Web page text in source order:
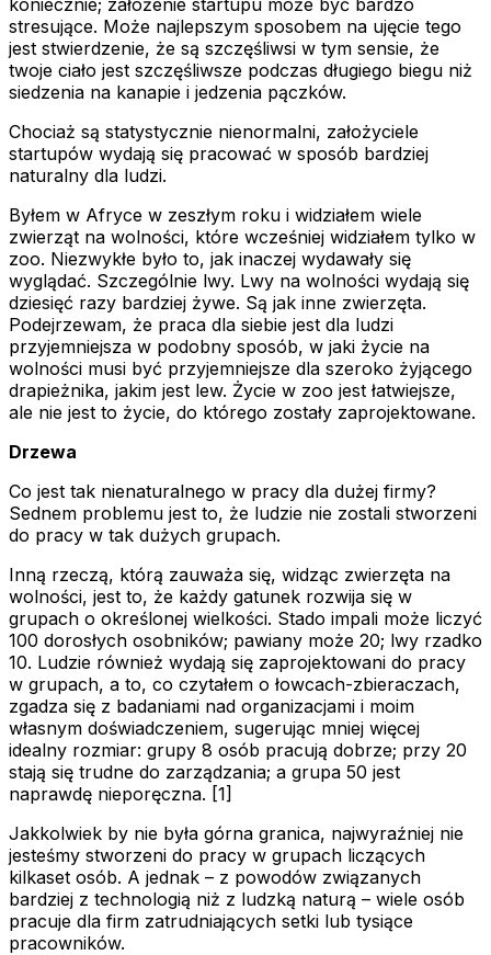
stresujące. Może najlepszym sposobem na ujęcie tego
jest stwierdzenie, że są szczęśliwsi w tym sensie, że
twoje ciało jest szczęśliwsze podczas długiego biegu niż
siedzenia na kanapie i jedzenia pączków.
Chociaż są statystycznie nienormalni, założyciele
startupów wydają się pracować w sposób bardziej
naturalny dla ludzi.
Byłem w Afryce w zeszłym roku i widziałem wiele
zwierząt na wolności, które wcześniej widziałem tylko w
zoo. Niezwykłe było to, jak inaczej wydawały się
wyglądać. Szczególnie lwy. Lwy na wolności wydają się
dziesięć razy bardziej żywe. Są jak inne zwierzęta.
Podejrzewam, że praca dla siebie jest dla ludzi
przyjemniejsza w podobny sposób, w jaki życie na
wolności musi być przyjemniejsze dla szeroko żyjącego
drapieżnika, jakim jest lew. Życie w zoo jest łatwiejsze,
ale nie jest to życie, do którego zostały zaprojektowane.
Drzewa
Co jest tak nienaturalnego w pracy dla dużej firmy?
Sednem problemu jest to, że ludzie nie zostali stworzeni
do pracy w tak dużych grupach.
Inną rzeczą, którą zauważa się, widząc zwierzęta na
wolności, jest to, że każdy gatunek rozwija się w
grupach o określonej wielkości. Stado impali może liczyć
100 dorosłych osobników; pawiany może 20; lwy rzadko
10. Ludzie również wydają się zaprojektowani do pracy
w grupach, a to, co czytałem o łowcach-zbieraczach,
zgadza się z badaniami nad organizacjami i moim
własnym doświadczeniem, sugerując mniej więcej
idealny rozmiar: grupy 8 osób pracują dobrze; przy 20
stają się trudne do zarządzania; a grupa 50 jest
naprawdę nieporęczna. [1]
Jakkolwiek by nie była górna granica, najwyraźniej nie
jesteśmy stworzeni do pracy w grupach liczących
kilkaset osób. A jednak – z powodów związanych
bardziej z technologią niż z ludzką naturą – wiele osób
pracuje dla firm zatrudniających setki lub tysiące
pracowników.